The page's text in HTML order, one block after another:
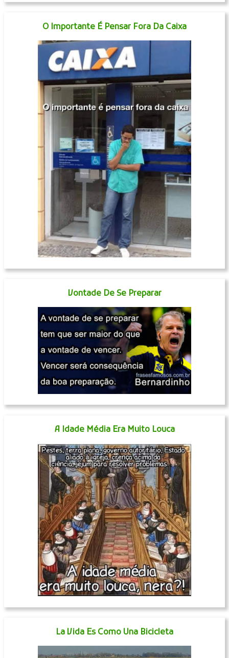
O Importante É Pensar Fora Da Caixa
Vontade De Se Preparar
A Idade Média Era Muito Louca
La Vida Es Como Una Bicicleta